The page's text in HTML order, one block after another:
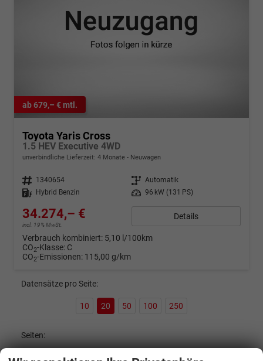
ab 679,– € mtl.
Toyota Yaris Cross
1.5 HEV Executive 4WD
unverbindliche Lieferzeit: 4 Monate Neuwagen
Fahrzeugnr. 1340654 Getriebe Automatik
Kraftstoff
Hybrid Benzin Leistung 96 kW (131 PS)
34.274,– €
incl. 19% MwSt.
Details
Verbrauch kombiniert: 5,10 l/100km
CO2-Klasse: C
CO2-Emissionen: 115,00 g/km
Datensätze pro Seite:
10 20 50 100 250
Seiten:
1 3